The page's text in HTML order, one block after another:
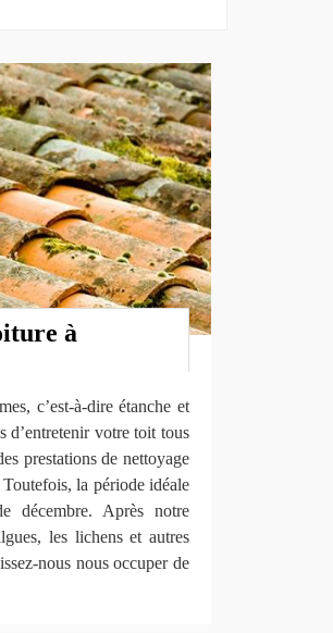
à
c’est-à-dire étanche et
d’entretenir votre toit tous
prestations de nettoyage
la période idéale
décembre. Après notre
les lichens et autres
nous nous occuper de